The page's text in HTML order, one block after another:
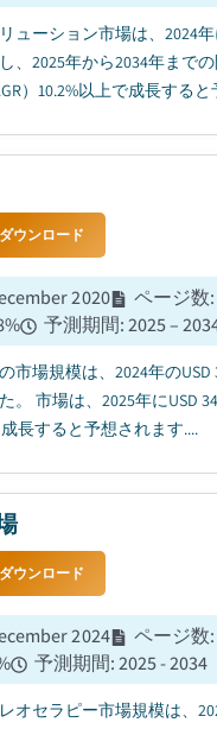
ューション市場は、2024
、2025年から2034年まで
）10.2%以上で成長すると
ウンロード
2020 ページ数:
% 予測期間:2025 –
市場規模は、2024年のUSD
。 市場は、2025年にUSD
成長すると予想されます....
ウンロード
2024 ページ数:
予測期間:2025 - 2034
オセラピー市場規模は、